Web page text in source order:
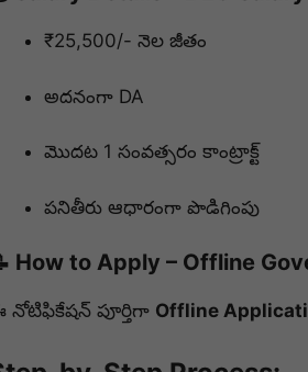
₹25,500/- నెల జీతం
అదనంగా DA
మొదట 1 సంవత్సరం కాంట్రాక్ట్
పనితీరు ఆధారంగా పొడిగింపు
How to Apply – Offline
నోటిఫికేషన్ పూర్తిగా Offline